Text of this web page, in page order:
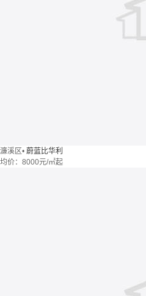
濂溪区• 蔚蓝比华利
均价： 8000元/㎡起